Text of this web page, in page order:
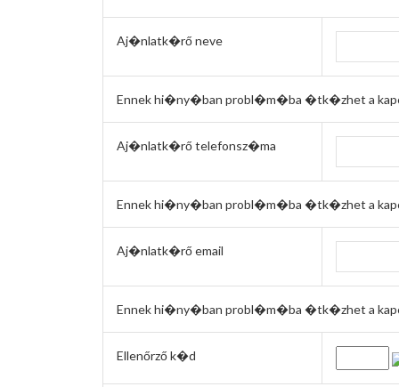
Aj�nlatk�rő neve
Ennek hi�ny�ban probl�m�ba �tk�zhet a
Aj�nlatk�rő telefonsz�ma
Ennek hi�ny�ban probl�m�ba �tk�zhet a
Aj�nlatk�rő email
Ennek hi�ny�ban probl�m�ba �tk�zhet a
Ellenőrző k�d